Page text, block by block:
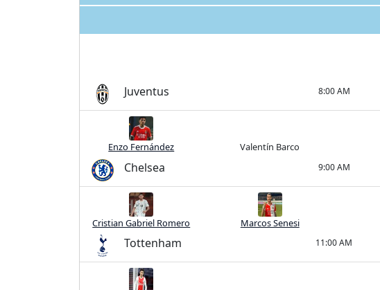
Juventus 8:00 AM
Enzo Fernández Valentín Barco
Chelsea 9:00 AM
Cristian Gabriel Romero Marcos Senesi
Tottenham 11:00 AM